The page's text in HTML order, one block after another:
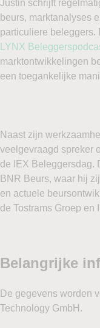
Justin schrijft
beurs, marktanalyses
particuliere beleggers.
LYNX
marktontwikkelingen
een toegankelijke
Naast zijn
veelgevraagd spreker
de IEX Beleggersdag.
BNR Beurs, waar hij
en actuele
de Tostrams Groep en